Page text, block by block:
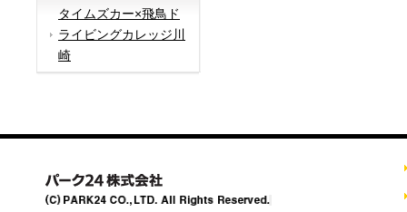
タイムズカー×飛鳥ド
ライビングカレッジ川
崎